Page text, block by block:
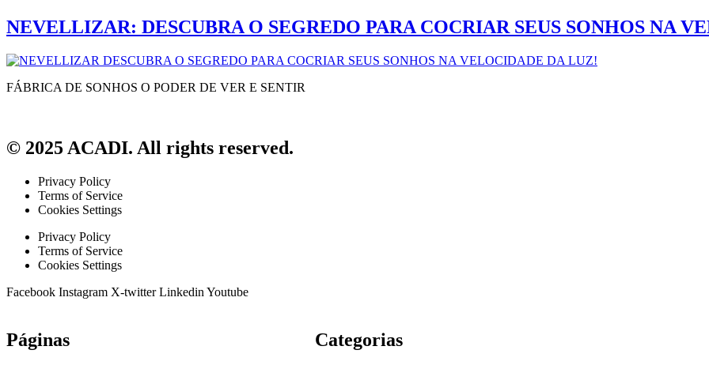
NEVELLIZAR: DESCUBRA O SEGREDO PARA COCRIAR SEUS SONHOS NA
FÁBRICA DE SONHOS O PODER DE VER E SENTIR
© 2025 ACADI. All rights reserved.
Privacy Policy
Terms of Service
Cookies Settings
Privacy Policy
Terms of Service
Cookies Settings
Facebook Instagram X-twitter Linkedin Youtube
Páginas Categorias